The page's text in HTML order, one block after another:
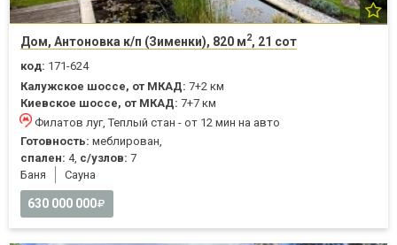
Дом, Антоновка к/п (Зименки), 820 м2, 21 сот
код: 171-624
Калужское шоссе, от МКАД: 7+2 км
Киевское шоссе, от МКАД: 7+7 км
Филатов луг, Теплый стан - от 12 мин на авто
Готовность: меблирован,
спален: 4, с/узлов: 7
Баня
Cауна
630 000 000